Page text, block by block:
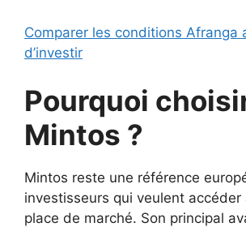
Comparer les conditions Afranga
d’investir
Pourquoi
Mintos ?
Mintos reste une référence
investisseurs qui veulent accéder
place de marché. Son principal